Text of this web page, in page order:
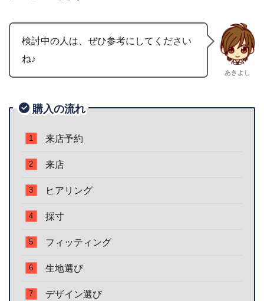
検討中の人は、ぜひ参考にしてください
ね♪
あきよし
購入の流れ
来店予約
来店
ヒアリング
採寸
フィッティング
生地選び
デザイン選び